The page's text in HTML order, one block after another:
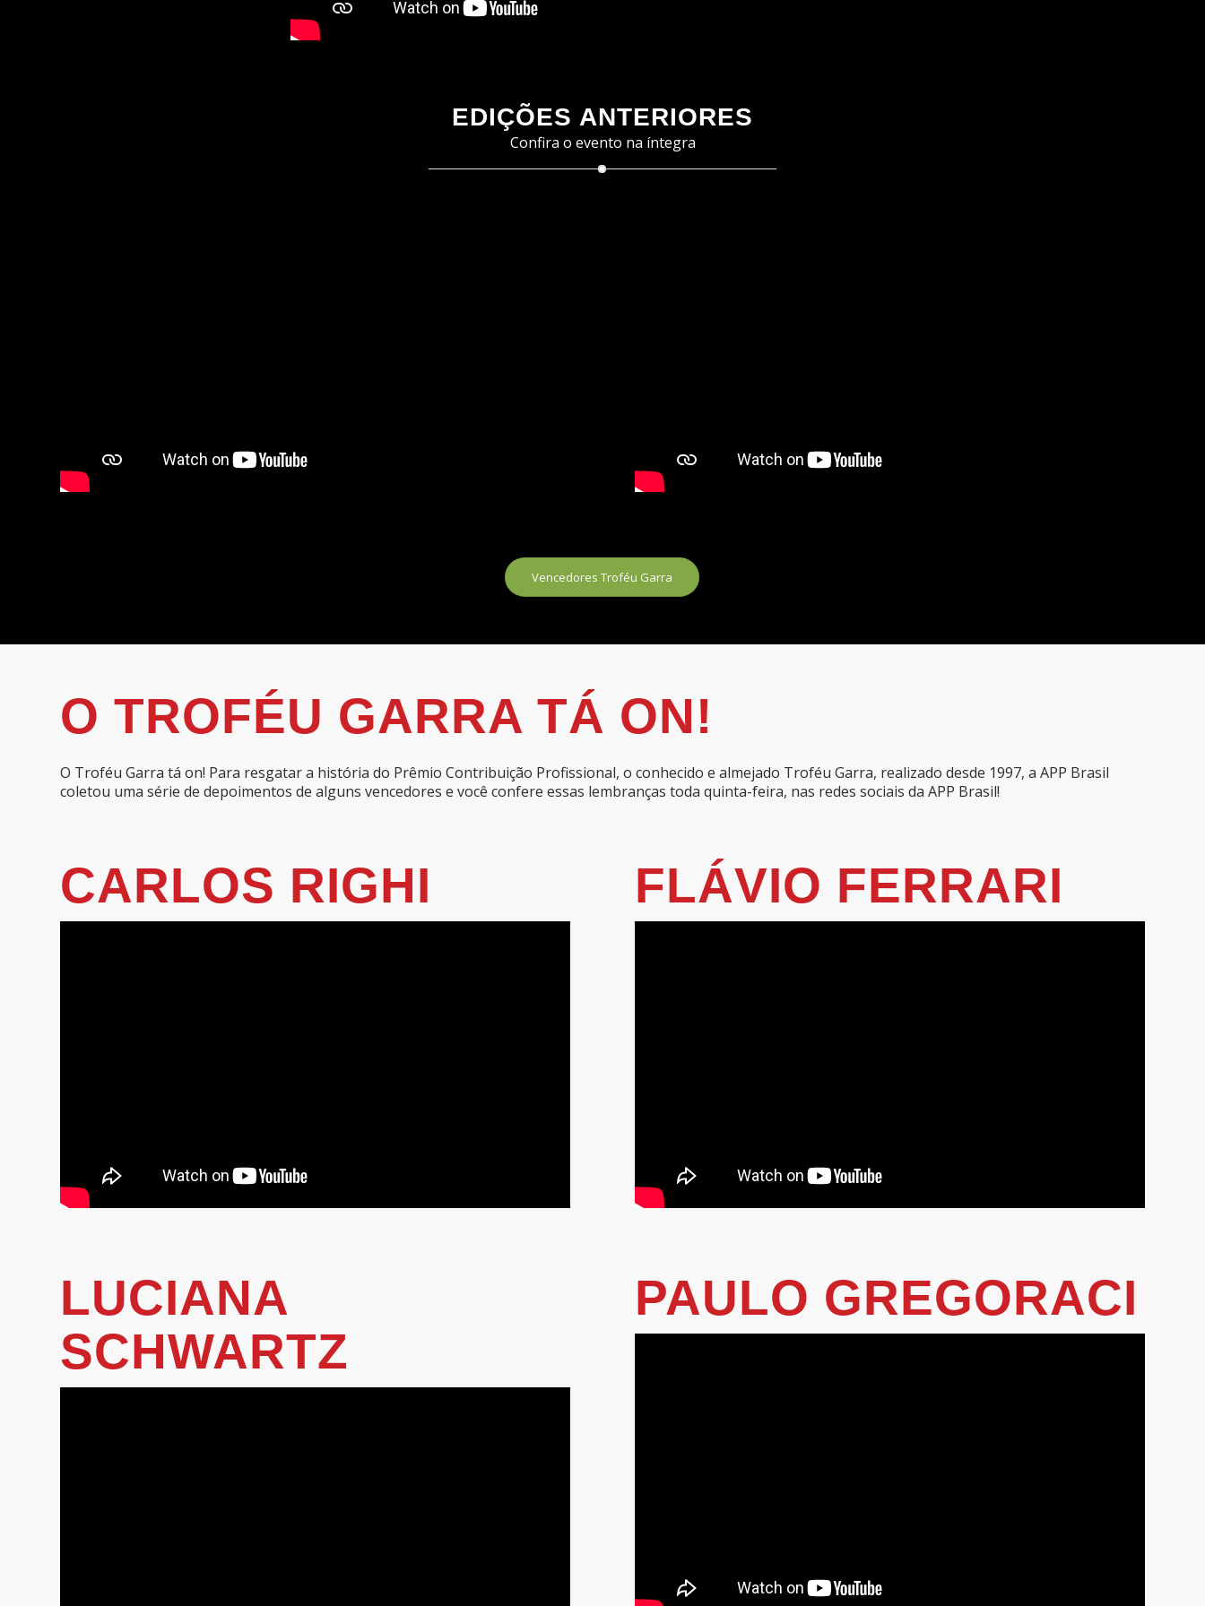
EDIÇÕES ANTERIORES
Confira o evento na íntegra
Vencedores Troféu Garra
O TROFÉU GARRA TÁ ON!
O Troféu Garra tá on! Para resgatar a história do Prêmio Contribuição Profissional, o conhecido e almejado Troféu Garra, realizado desde 1997, a APP Brasil
coletou uma série de depoimentos de alguns vencedores e você confere essas lembranças toda quinta-feira, nas redes sociais da APP Brasil!
CARLOS RIGHI FLÁVIO FERRARI
LUCIANA
SCHWARTZ
PAULO GREGORACI